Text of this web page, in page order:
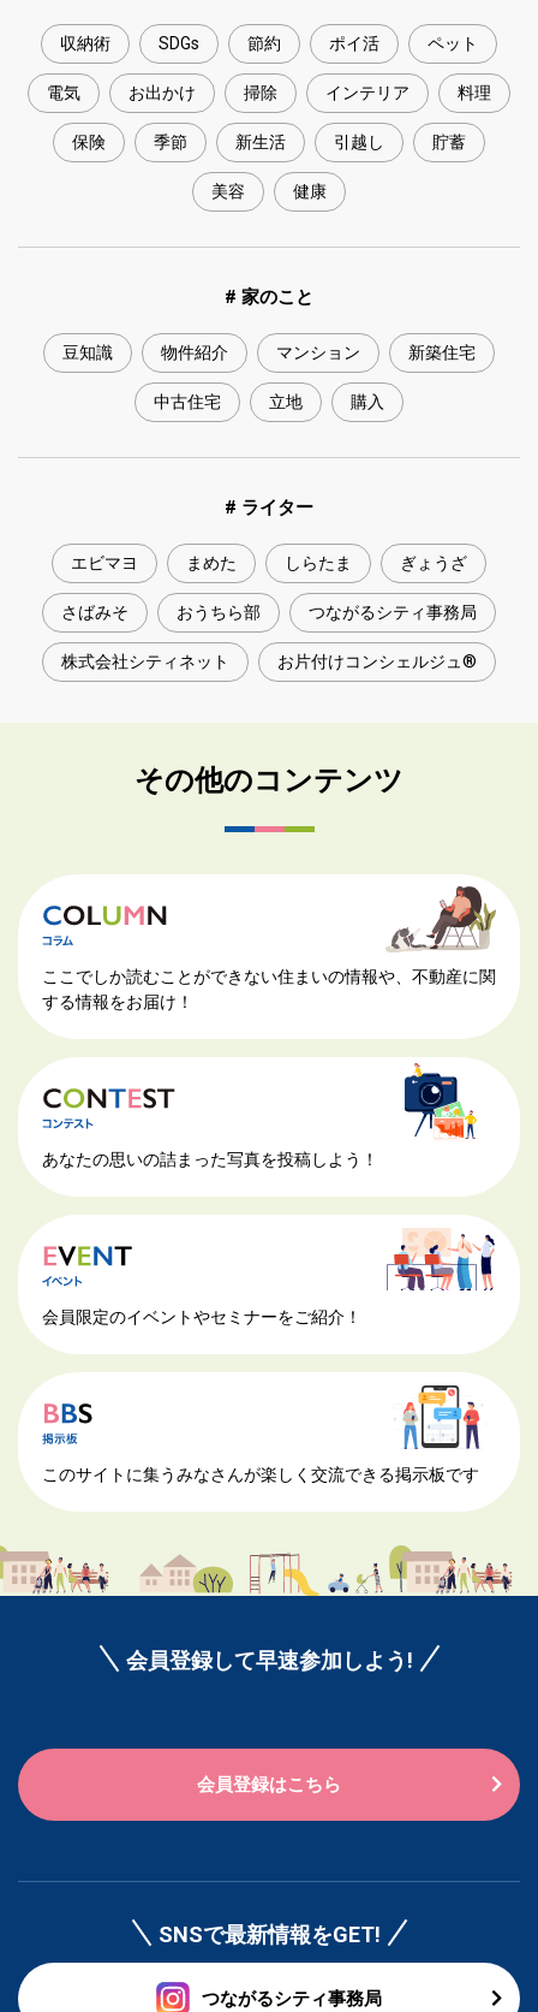
収納術 SDGs 節約 ポイ活 ペット
電気 お出かけ 掃除 インテリア 料理
保険 季節 新生活 引越し 貯蓄
美容 健康
# 家のこと
豆知識 物件紹介 マンション 新築住宅
中古住宅 立地 購入
# ライター
エビマヨ まめた しらたま ぎょうざ
さばみそ おうちら部 つながるシティ事務局
株式会社シティネット お片付けコンシェルジュ®
その他のコンテンツ
ここでしか読むことができない住まいの情報や、不動産に関
する情報をお届け！
あなたの思いの詰まった写真を投稿しよう！
会員限定のイベントやセミナーをご紹介！
このサイトに集うみなさんが楽しく交流できる掲示板です
会員登録して早速参加しよう!
会員登録はこちら
SNSで最新情報をGET!
つながるシティ事務局